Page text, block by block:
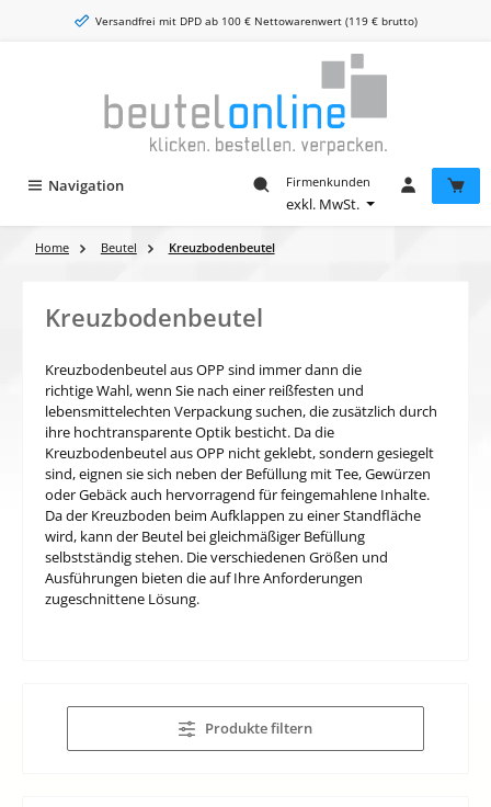
Zum Hauptinhalt springenVersandfrei mit DPD ab 100 € Nettowarenwert (119 € brutto)
Navigation Firmenkunden
exkl. MwSt.
Home Beutel Kreuzbodenbeutel
Kreuzbodenbeutel
Kreuzbodenbeutel aus OPP sind immer dann die
richtige Wahl, wenn Sie nach einer reißfesten und
lebensmittelechten Verpackung suchen, die zusätzlich durch
ihre hochtransparente Optik besticht. Da die
Kreuzbodenbeutel aus OPP nicht geklebt, sondern gesiegelt
sind, eignen sie sich neben der Befüllung mit Tee, Gewürzen
oder Gebäck auch hervorragend für feingemahlene Inhalte.
Da der Kreuzboden beim Aufklappen zu einer Standfläche
wird, kann der Beutel bei gleichmäßiger Befüllung
selbstständig stehen. Die verschiedenen Größen und
Ausführungen bieten die auf Ihre Anforderungen
zugeschnittene Lösung.
Produkte filtern